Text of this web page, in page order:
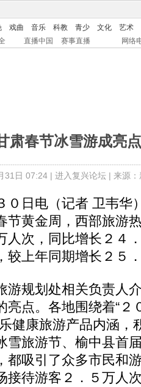
戏曲 音乐 科教 青少 文化
艺术
直播中国 赛事直播 网络
肃春节冰雪游成亮点
31日 07:24 | 进入复兴论坛| 来源
日电（记者 卫韦华
节黄金周，西部旅游
人次，同比增长２４
较上年同期增长２５
规划处相关负责人
亮点。各地围绕着“２
健康旅游产品内涵，
雪旅游节、榆中县首
都吸引了众多市民和
接待游客２．５万人